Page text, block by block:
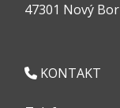
47301 Nový Bor
KONTAKT